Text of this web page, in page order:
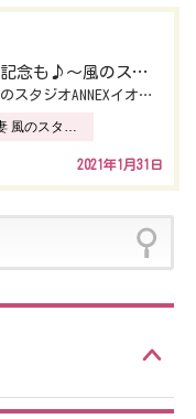
七五三と一緒に卒園の記念も♪～風のスタジオANNEXイオン下妻店~
みなさんこんにちは！ 風のスタジオANNEXイオン下妻店です(*´ω｀*) 今回は七五三撮影と一緒に…
ジオ ANNEX
2021年1月31日